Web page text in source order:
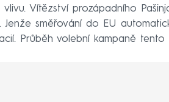
Vítězství prozápadního
Jenže směřování do EU
Průběh volební kampaně